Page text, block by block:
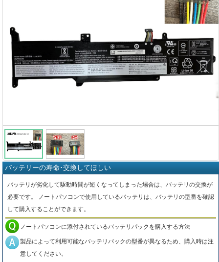
バッテリーの寿命･交換してほしい
バッテリが劣化して駆動時間が短くなってしまった場合は、バッテリの交換が
必要です。 ノートパソコンで使用しているバッテリは、バッテリの型番を確認
して購入することができます。
ノートパソコンに添付されているバッテリパックを購入する方法
製品によって利用可能なバッテリパックの型番が異なるため、購入時は注
意してください。